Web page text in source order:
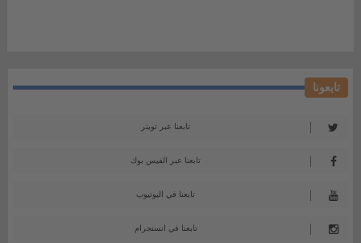
تابعونا
تابعنا عبر تويتر
تابعنا عبر الفيس بوك
تابعنا في اليوتيوب
تابعنا في انستجرام